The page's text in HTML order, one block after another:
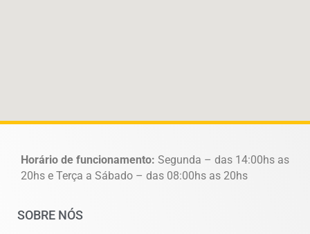
Horário de funcionamento: Segunda – das 14:00hs as
20hs e Terça a Sábado – das 08:00hs as 20hs
SOBRE NÓS